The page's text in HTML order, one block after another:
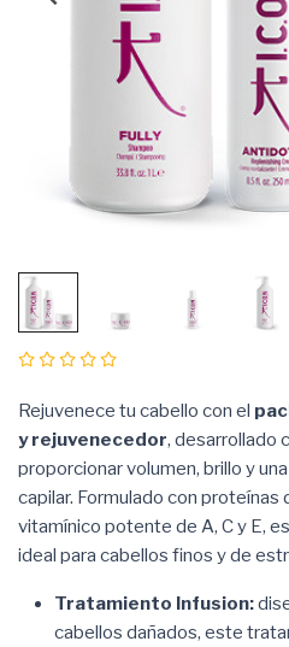
Rejuvenece tu cabello con el
y rejuvenecedor, desarrollado
proporcionar volumen, brillo y
capilar. Formulado con proteínas
vitamínico potente de A, C y E,
ideal para cabellos finos y de
Tratamiento Infusion:
cabellos dañados, este